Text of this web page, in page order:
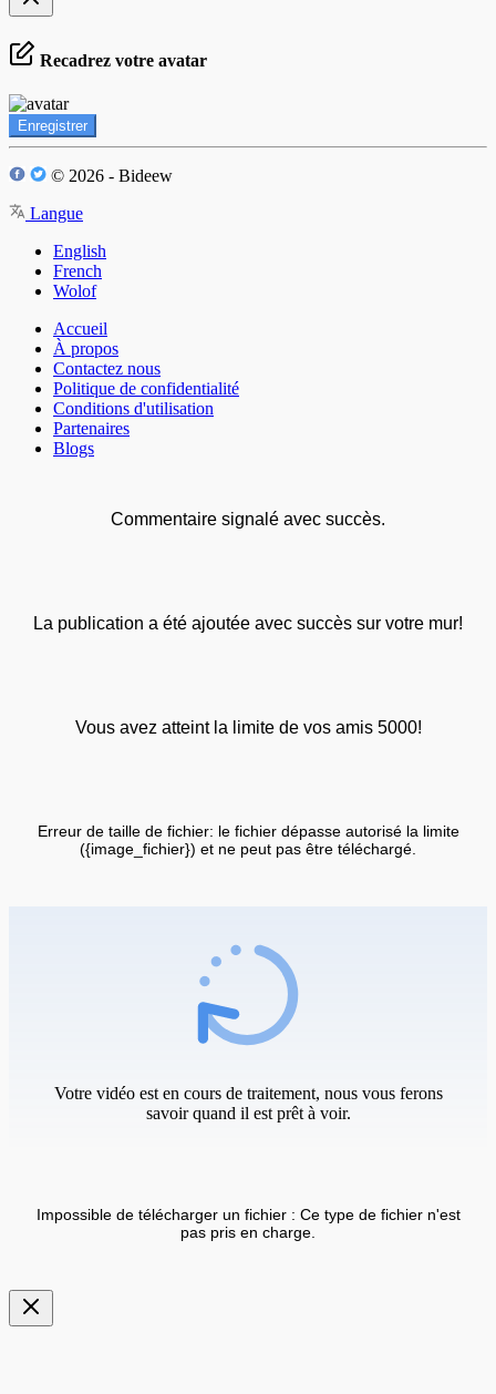
Recadrez votre avatar
Enregistrer
© 2026 - Bideew
Langue
English
French
Wolof
Accueil
À propos
Contactez nous
Politique de confidentialité
Conditions d'utilisation
Partenaires
Blogs
Commentaire signalé avec succès.
La publication a été ajoutée avec succès sur votre mur!
Vous avez atteint la limite de vos amis 5000!
Erreur de taille de fichier: le fichier dépasse autorisé la limite
({image_fichier}) et ne peut pas être téléchargé.
Votre vidéo est en cours de traitement, nous vous ferons
savoir quand il est prêt à voir.
Impossible de télécharger un fichier : Ce type de fichier n'est
pas pris en charge.